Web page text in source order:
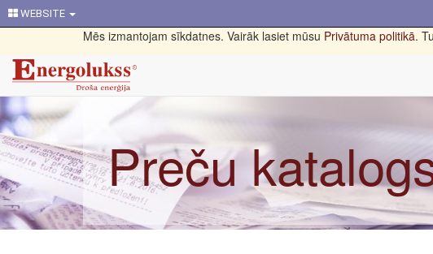
WEBSITE
Mēs izmantojam sīkdatnes. Vairāk lasiet mūsu Privātuma politikā.
Preču